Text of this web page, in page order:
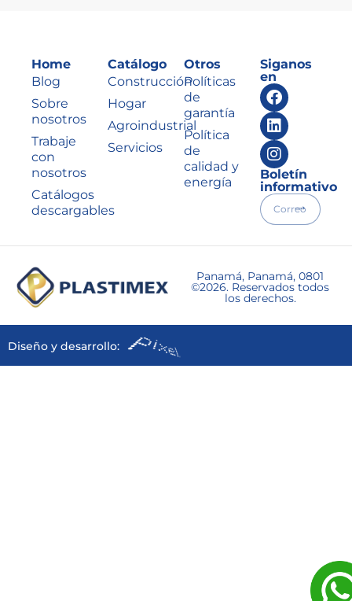
Home
Blog
Sobre
nosotros
Trabaje
con
nosotros
Catálogos
descargables
Catálogo
Construcción
Hogar
Agroindustrial
Servicios
Otros
Políticas
de
garantía
Política
de
calidad y
energía
Siganos
en
Boletín
informativo
Panamá, Panamá, 0801
©2026. Reservados todos
los derechos.
Diseño y desarrollo: